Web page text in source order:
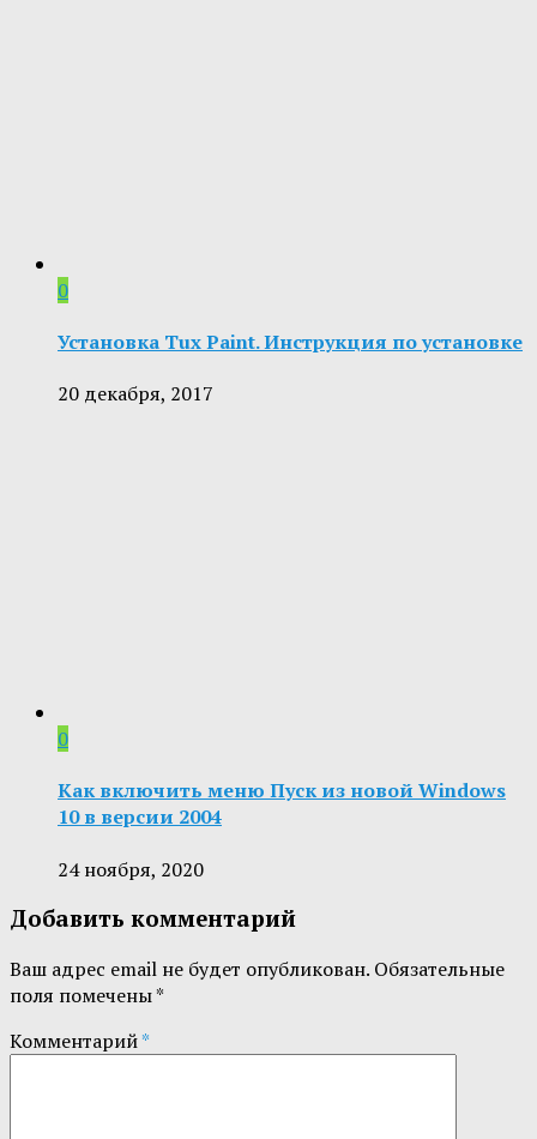
0
Установка Tux Paint. Инструкция по установке
20 декабря, 2017
0
Как включить меню Пуск из новой Windows
10 в версии 2004
24 ноября, 2020
Добавить комментарий
Ваш адрес email не будет опубликован. Обязательные
поля помечены*
Комментарий*